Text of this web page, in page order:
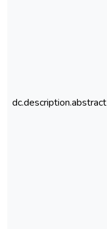
dc.description.abstract